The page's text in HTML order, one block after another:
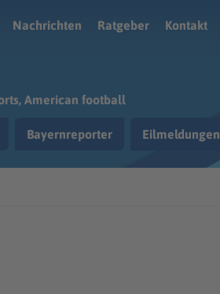
Nachrichten Ratgeber Kontakt
American football
Bayernreporter Eilmeldungen